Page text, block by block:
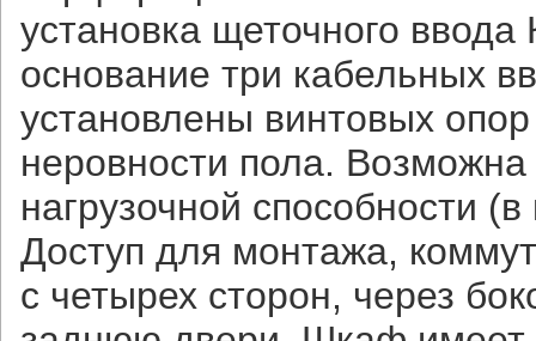
установка щеточного
основание три кабельных
установлены винтовых
неровности пола.
нагрузочной способности
Доступ для монтажа,
с четырех сторон, через